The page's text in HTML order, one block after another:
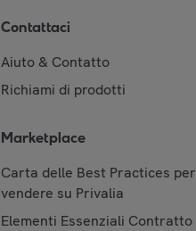
Contattaci
Aiuto & Contatto
Richiami di prodotti
Marketplace
Carta delle Best Practices per
vendere su Privalia
Elementi Essenziali Contratto